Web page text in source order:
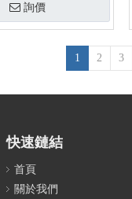
詢價
1 2 3
快速鏈結
首頁
關於我們